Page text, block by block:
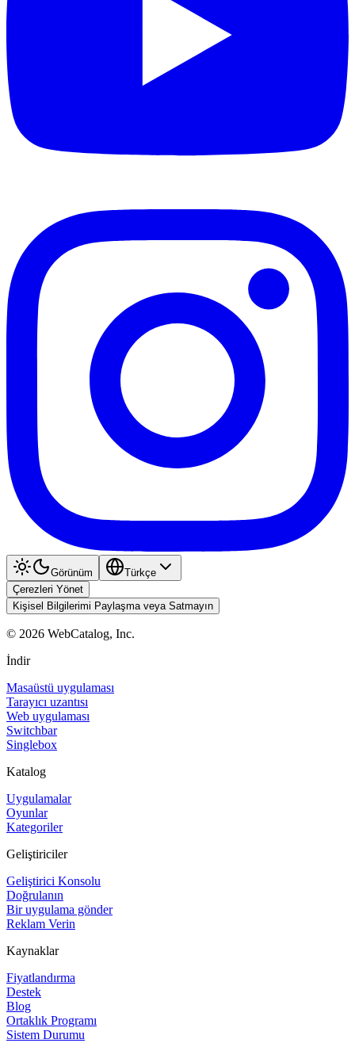
Görünüm
Türkçe
Çerezleri Yönet
Kişisel Bilgilerimi Paylaşma veya Satmayın
© 2026 WebCatalog, Inc.
İndir
Masaüstü uygulaması
Tarayıcı uzantısı
Web uygulaması
Switchbar
Singlebox
Katalog
Uygulamalar
Oyunlar
Kategoriler
Geliştiriciler
Geliştirici Konsolu
Doğrulanın
Bir uygulama gönder
Reklam Verin
Kaynaklar
Fiyatlandırma
Destek
Blog
Ortaklık Programı
Sistem Durumu